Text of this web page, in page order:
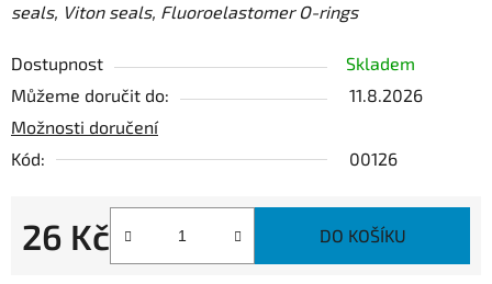
seals, Viton seals, Fluoroelastomer O-rings
Dostupnost
Skladem
Můžeme doručit do:
11.8.2026
Možnosti doručení
Kód:
00126
26 Kč
Měrná cena:
DO KOŠÍKU